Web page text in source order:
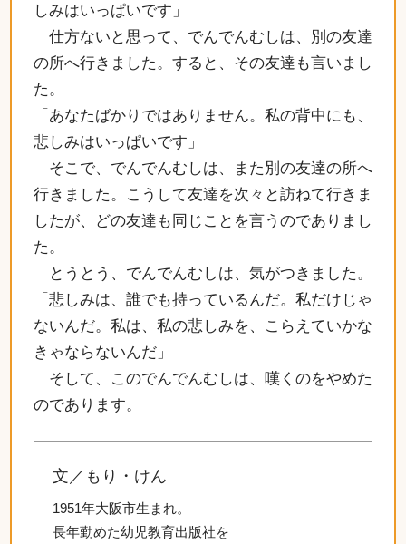
しみはいっぱいです」
仕方ないと思って、でんでんむしは、別の友達
の所へ行きました。すると、その友達も言いまし
た。
「あなたばかりではありません。私の背中にも、
悲しみはいっぱいです」
そこで、でんでんむしは、また別の友達の所へ
行きました。こうして友達を次々と訪ねて行きま
したが、どの友達も同じことを言うのでありまし
た。
とうとう、でんでんむしは、気がつきました。
「悲しみは、誰でも持っているんだ。私だけじゃ
ないんだ。私は、私の悲しみを、こらえていかな
きゃならないんだ」
そして、このでんでんむしは、嘆くのをやめた
のであります。
文／もり・けん
1951年大阪市生まれ。
長年勤めた幼児教育出版社を